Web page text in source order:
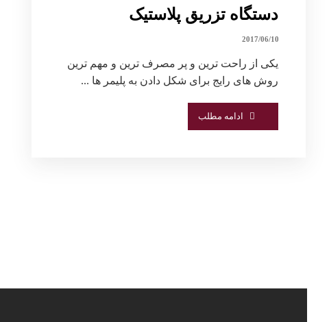
دستگاه تزریق پلاستیک
2017/06/10
یکی از راحت ترین و پر مصرف ترین و مهم ترین
روش های رایج برای شکل دادن به پلیمر ها ...
ادامه مطلب